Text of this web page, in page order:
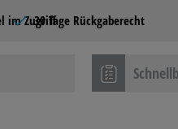
im Zugriff
30 Tage Rückgaberecht